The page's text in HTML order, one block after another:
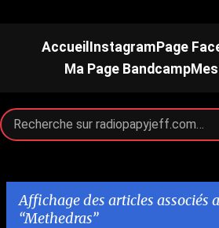
Accueil InstagramPage
Ma Page Bandcamp
Affichage des articles associés
Methedras